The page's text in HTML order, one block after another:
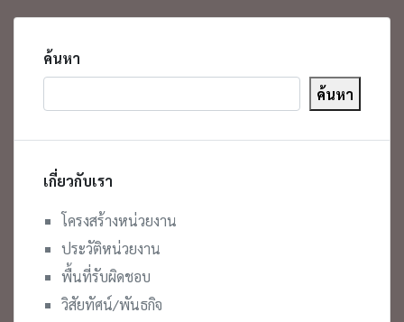
ค้นหา
ค้นหา
เกี่ยวกับเรา
โครงสร้างหน่วยงาน
ประวัติหน่วยงาน
พื้นที่รับผิดชอบ
วิสัยทัศน์/พันธกิจ